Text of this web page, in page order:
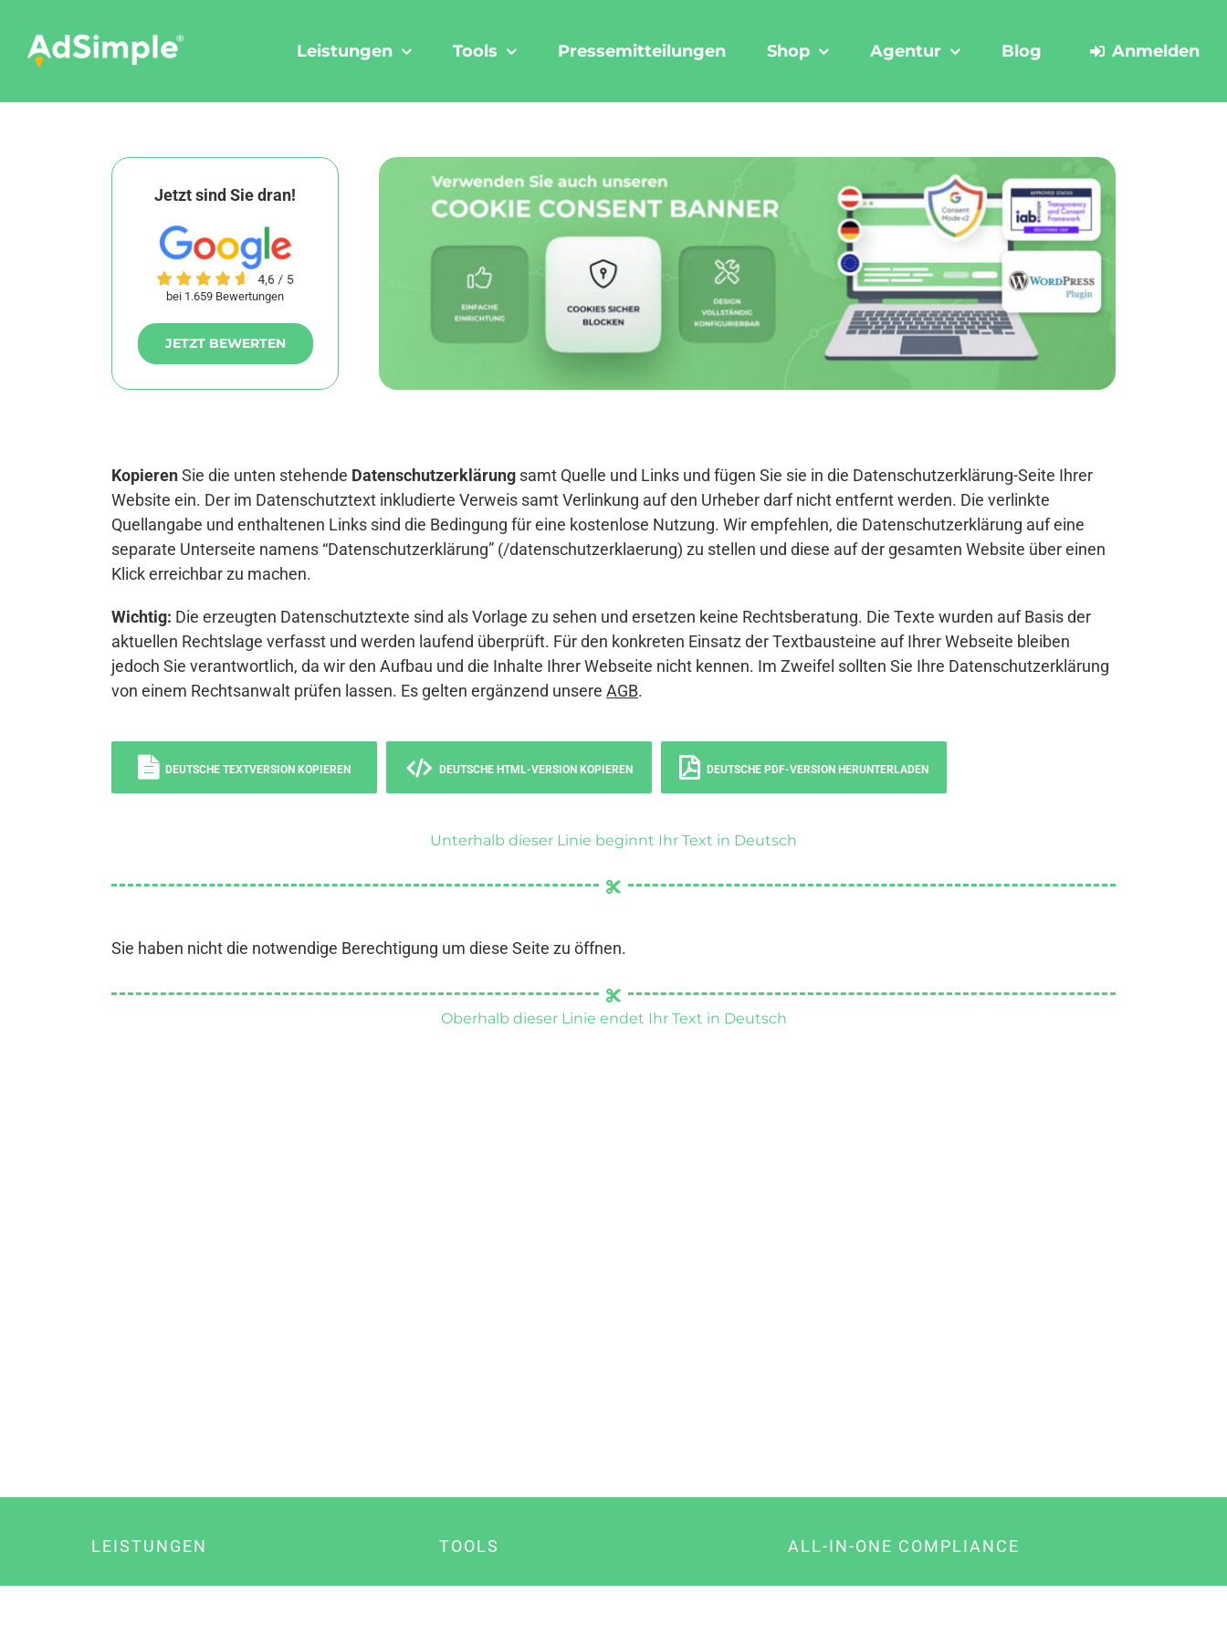
content
Leistungen Tools Pressemitteilungen Shop Agentur Blog Anmelden
Jetzt sind Sie dran!
bei 1.659 Bewertungen
JETZT BEWERTEN
KopierenSie die unten stehende Datenschutzerklärung samt Quelle und Links und fügen Sie sie in die Datenschutzerklärung-Seite Ihrer
Website ein. Der im Datenschutztext inkludierte Verweis samt Verlinkung auf den Urheber darf nicht entfernt werden. Die verlinkte
Quellangabe und enthaltenen Links sind die Bedingung für eine kostenlose Nutzung. Wir empfehlen, die Datenschutzerklärung auf eine
separate Unterseite namens “Datenschutzerklärung” (/datenschutzerklaerung) zu stellen und diese auf der gesamten Website über einen
Klick erreichbar zu machen.
Wichtig: Die erzeugten Datenschutztexte sind als Vorlage zu sehen und ersetzen keine Rechtsberatung. Die Texte wurden auf Basis der
aktuellen Rechtslage verfasst und werden laufend überprüft. Für den konkreten Einsatz der Textbausteine auf Ihrer Webseite bleiben
jedoch Sie verantwortlich, da wir den Aufbau und die Inhalte Ihrer Webseite nicht kennen. Im Zweifel sollten Sie Ihre Datenschutzerklärung
von einem Rechtsanwalt prüfen lassen. Es gelten ergänzend unsere AGB.
DEUTSCHE TEXTVERSION KOPIEREN DEUTSCHE HTML-VERSION KOPIEREN DEUTSCHE PDF-VERSION HERUNTERLADEN
Unterhalb dieser Linie beginnt Ihr Text in Deutsch
Sie haben nicht die notwendige Berechtigung um diese Seite zu öffnen.
Oberhalb dieser Linie endet Ihr Text in Deutsch
LEISTUNGEN TOOLS ALL-IN-ONE COMPLIANCE